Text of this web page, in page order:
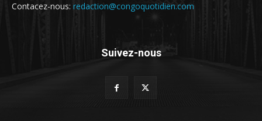
Contacez-nous: redaction@congoquotidien.com
Suivez-nous